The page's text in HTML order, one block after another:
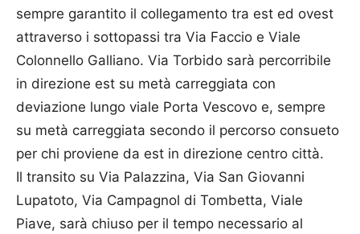
sempre garantito il collegamento tra est ed ovest
attraverso i sottopassi tra Via Faccio e Viale
Colonnello Galliano. Via Torbido sarà percorribile
in direzione est su metà carreggiata con
deviazione lungo viale Porta Vescovo e, sempre
su metà carreggiata secondo il percorso consueto
per chi proviene da est in direzione centro città.
Il transito su Via Palazzina, Via San Giovanni
Lupatoto, Via Campagnol di Tombetta, Viale
Piave, sarà chiuso per il tempo necessario al